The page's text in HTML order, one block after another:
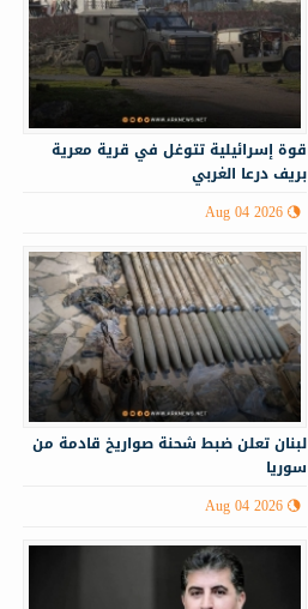
قوة إسرائيلية تتوغل في قرية معرية
بريف درعا الغربي
Aug 04 2026
لبنان تعلن ضبط شحنة صواريخ قادمة من
سوريا
Aug 04 2026